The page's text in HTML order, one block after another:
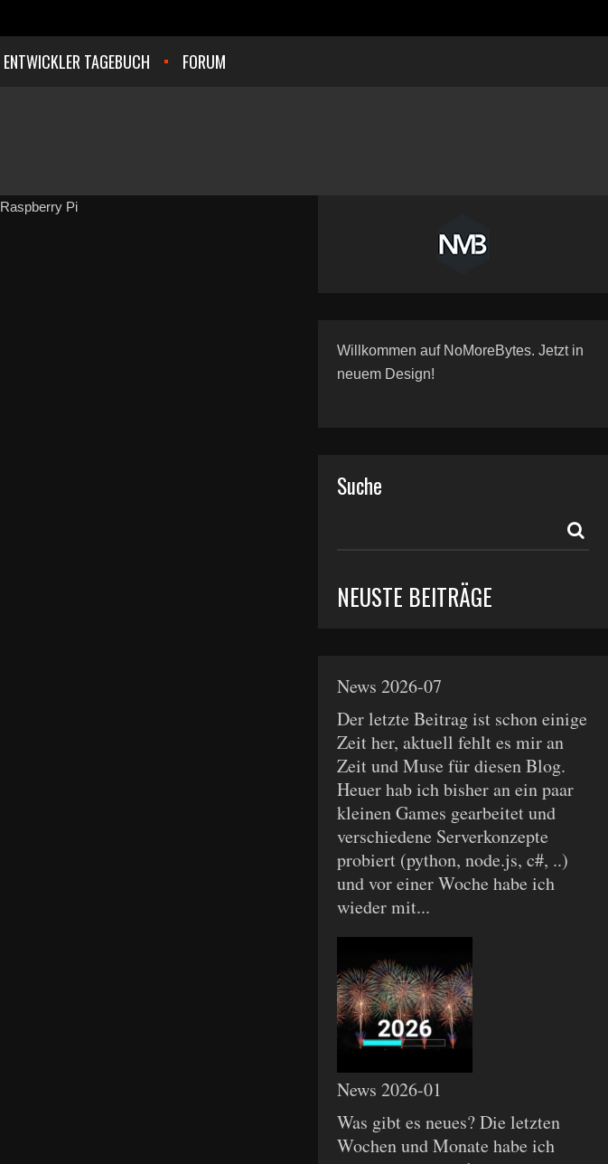
ENTWICKLER TAGEBUCH FORUM
Raspberry Pi
Willkommen auf NoMoreBytes. Jetzt in
neuem Design!
Suche
NEUSTE BEITRÄGE
News 2026-07
Der letzte Beitrag ist schon einige
Zeit her, aktuell fehlt es mir an
Zeit und Muse für diesen Blog.
Heuer hab ich bisher an ein paar
kleinen Games gearbeitet und
verschiedene Serverkonzepte
probiert (python, node.js, c#, ..)
und vor einer Woche habe ich
wieder mit...
News 2026-01
Was gibt es neues? Die letzten
Wochen und Monate habe ich